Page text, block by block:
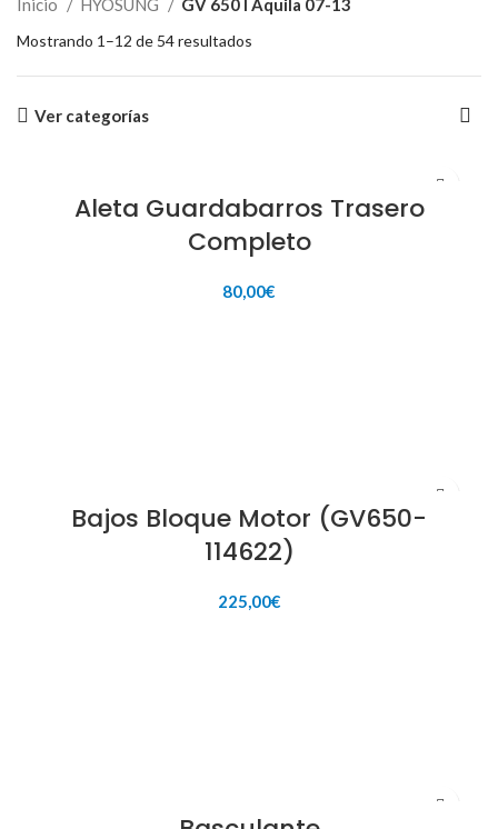
Inicio HYOSUNG GV 650 I Aquila 07-13
Mostrando 1–12 de 54 resultados
Ver categorías
Aleta Guardabarros Trasero
Completo
80,00€
Bajos Bloque Motor (GV650-
114622)
225,00€